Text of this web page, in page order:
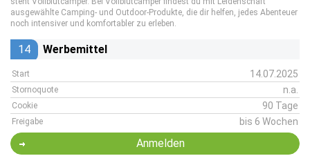
ausgewählte Camping- und Outdoor-Produkte, die dir helfen, jedes Abenteuer
noch intensiver und komfortabler zu erleben.
14 Werbemittel
Start 14.07.2025
Stornoquote n.a.
Cookie 90 Tage
Freigabe bis 6 Wochen
Anmelden